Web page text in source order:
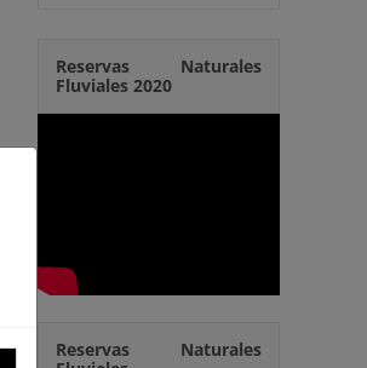
Reservas Naturales
Fluviales 2020
Reservas Naturales